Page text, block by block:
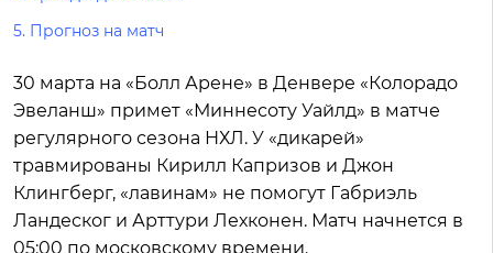
5. Прогноз на матч
30 марта на «Болл Арене» в Денвере «Колорадо
Эвеланш» примет «Миннесоту Уайлд» в матче
регулярного сезона НХЛ. У «дикарей»
травмированы Кирилл Капризов и Джон
Клингберг, «лавинам» не помогут Габриэль
Ландеског и Арттури Лехконен. Матч начнется в
05:00 по московскому времени.